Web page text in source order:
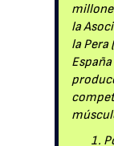
la
la Pera